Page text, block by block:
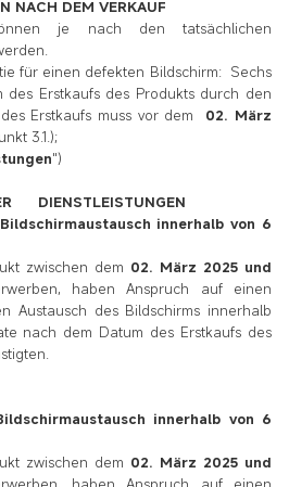
DEM VERKAUF
je nach den tatsächlichen
für einen defekten Bildschirm: Sechs
Erstkaufs des Produkts durch den
Erstkaufs muss vor dem
02. März
3.1.);
")
DIENSTLEISTUNGEN
innerhalb von 6
zwischen dem 02. März 2025 und
habenAnspruch auf einen
Austausch des Bildschirms innerhalb
nach dem Datum des Erstkaufs des
innerhalb von 6
zwischen dem 02. März 2025 und